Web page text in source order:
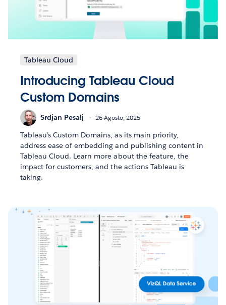
Tableau Cloud
Introducing Tableau Cloud
Custom Domains
Srdjan Pesalj 26 Agosto, 2025
Tableau’s Custom Domains, as its main priority,
address ease of embedding and publishing content in
Tableau Cloud. Learn more about the feature, the
impact for customers, and the actions Tableau is
taking.